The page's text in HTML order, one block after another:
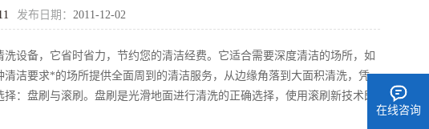
发布日期： 2011-12-02
备，它省时省力，节约您的清洁经费。它适合需要深度清洁的场所，如
洁要求*的场所提供全面周到的清洁服务，从边缘角落到大面积清洗，凭
：盘刷与滚刷。盘刷是光滑地面进行清洗的正确选择，使用滚刷新技术既
在线咨询